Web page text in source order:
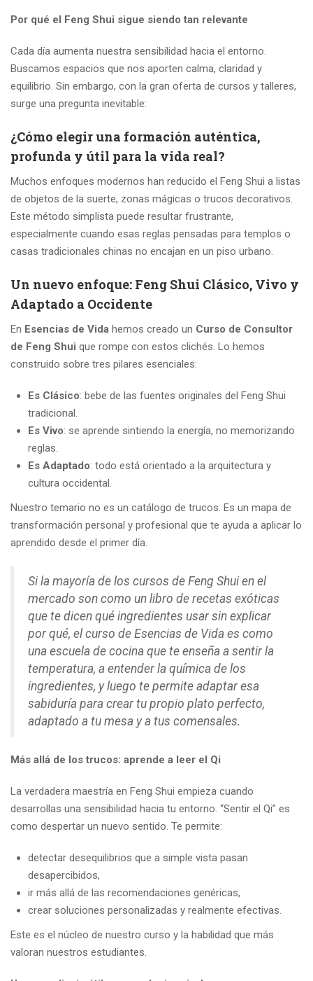
Por qué el Feng Shui sigue siendo tan relevante
Cada día aumenta nuestra sensibilidad hacia el entorno.
Buscamos espacios que nos aporten calma, claridad y
equilibrio. Sin embargo, con la gran oferta de cursos y talleres,
surge una pregunta inevitable:
¿Cómo elegir una formación auténtica,
profunda y útil para la vida real?
Muchos enfoques modernos han reducido el Feng Shui a listas
de objetos de la suerte, zonas mágicas o trucos decorativos.
Este método simplista puede resultar frustrante,
especialmente cuando esas reglas pensadas para templos o
casas tradicionales chinas no encajan en un piso urbano.
Un nuevo enfoque: Feng Shui Clásico, Vivo y
Adaptado a Occidente
En Esencias de Vida hemos creado un Curso de Consultor
de Feng Shui que rompe con estos clichés. Lo hemos
construido sobre tres pilares esenciales:
Es Clásico: bebe de las fuentes originales del Feng Shui
tradicional.
Es Vivo: se aprende sintiendo la energía, no memorizando
reglas.
Es Adaptado: todo está orientado a la arquitectura y
cultura occidental.
Nuestro temario no es un catálogo de trucos. Es un mapa de
transformación personal y profesional que te ayuda a aplicar lo
aprendido desde el primer día.
Si la mayoría de los cursos de Feng Shui en el
mercado son como un libro de recetas exóticas
que te dicen qué ingredientes usar sin explicar
por qué, el curso de Esencias de Vida es como
una escuela de cocina que te enseña a sentir la
temperatura, a entender la química de los
ingredientes, y luego te permite adaptar esa
sabiduría para crear tu propio plato perfecto,
adaptado a tu mesa y a tus comensales.
Más allá de los trucos: aprende a leer el Qi
La verdadera maestría en Feng Shui empieza cuando
desarrollas una sensibilidad hacia tu entorno. “Sentir el Qi” es
como despertar un nuevo sentido. Te permite:
detectar desequilibrios que a simple vista pasan
desapercibidos,
ir más allá de las recomendaciones genéricas,
crear soluciones personalizadas y realmente efectivas.
Este es el núcleo de nuestro curso y la habilidad que más
valoran nuestros estudiantes.